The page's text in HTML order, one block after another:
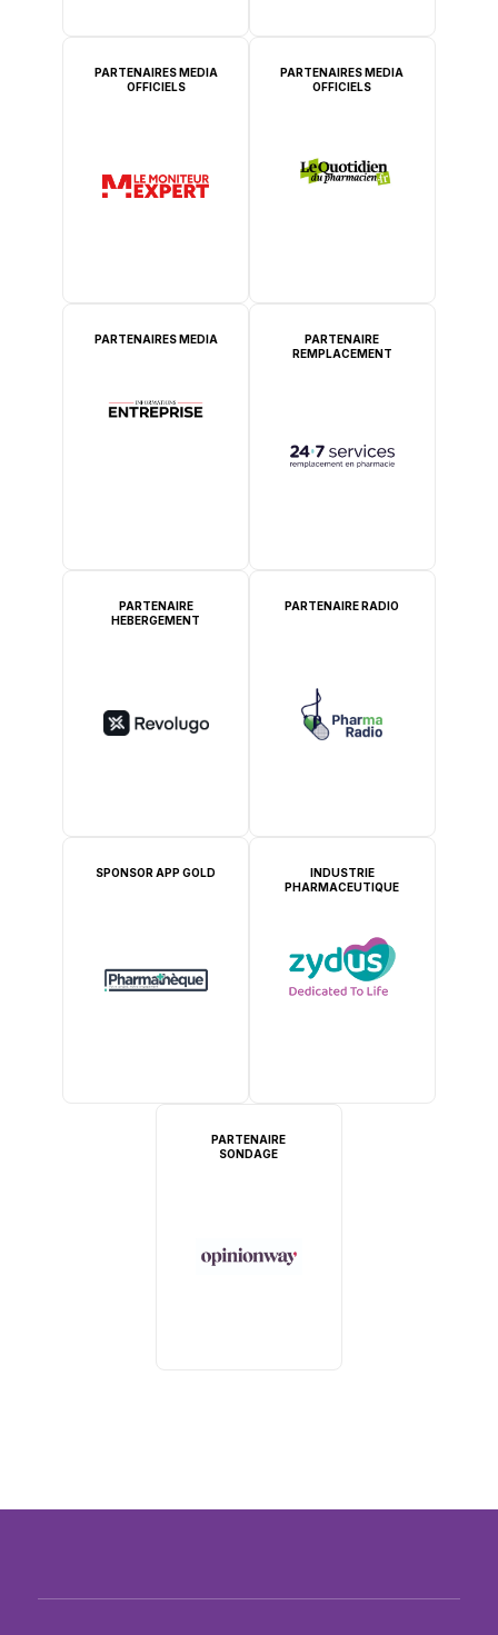
PARTENAIRES MEDIA
OFFICIELS
PARTENAIRES MEDIA
OFFICIELS
PARTENAIRES MEDIA
PARTENAIRE
REMPLACEMENT
PARTENAIRE
HEBERGEMENT
PARTENAIRE RADIO
SPONSOR APP GOLD
INDUSTRIE
PHARMACEUTIQUE
PARTENAIRE
SONDAGE